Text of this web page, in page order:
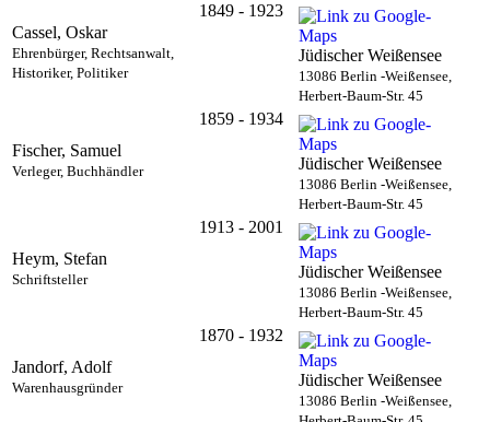
Cassel, Oskar
Ehrenbürger, Rechtsanwalt,
Historiker, Politiker
1849 - 1923
Jüdischer Weißensee
13086 Berlin -Weißensee,
Herbert-Baum-Str. 45
Fischer, Samuel
Verleger, Buchhändler
1859 - 1934
Jüdischer Weißensee
13086 Berlin -Weißensee,
Herbert-Baum-Str. 45
Heym, Stefan
Schriftsteller
1913 - 2001
Jüdischer Weißensee
13086 Berlin -Weißensee,
Herbert-Baum-Str. 45
Jandorf, Adolf
Warenhausgründer
1870 - 1932
Jüdischer Weißensee
13086 Berlin -Weißensee,